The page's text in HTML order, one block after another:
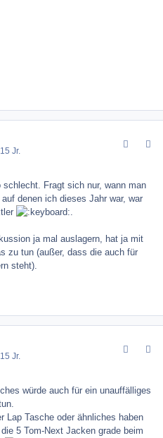
15 Jr.
Fragt sich nur, wann man
denen ich dieses Jahr war, war
.
ja mal auslagern, hat ja mit
zu tun (außer, dass die auch für
steht).
15 Jr.
würde auch für ein unauffälliges
Lap Tasche oder ähnliches haben
5 Tom-Next Jacken grade beim